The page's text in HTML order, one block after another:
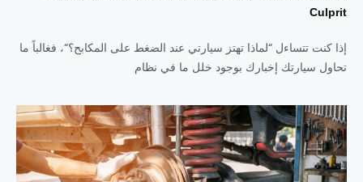
Culprit
إذا كنت تتساءل “لماذا تهتز سيارتي عند الضغط على المكابح؟“، فغالباً ما
تحاول سيارتك إخبارك بوجود خلل ما في نظام